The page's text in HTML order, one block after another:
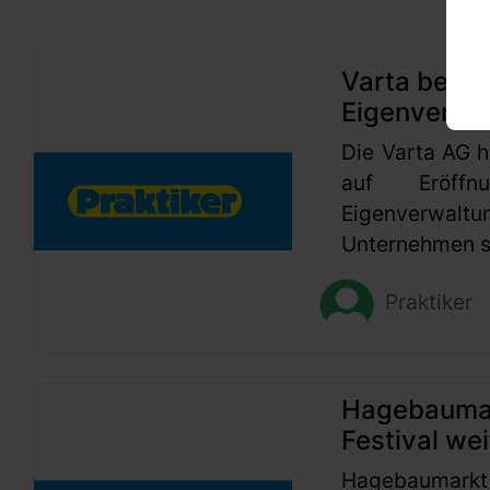
Varta
Die Varta AG
auf
Unternehmen
Praktiker
Festival